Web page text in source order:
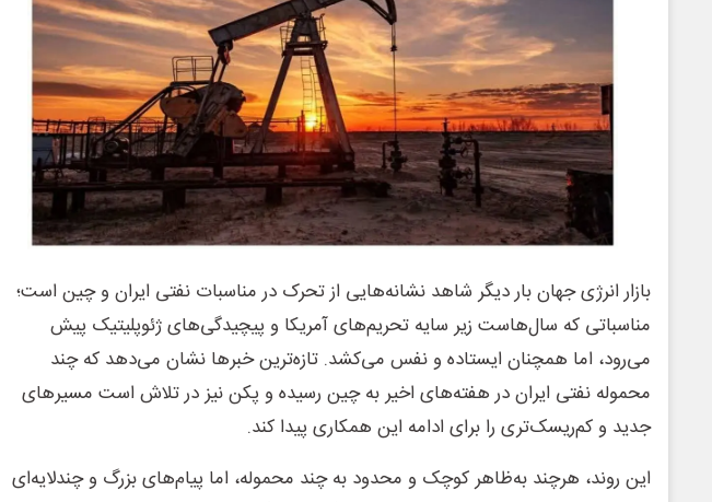
بازار انرژی جهان بار دیگر شاهد نشانه‌هایی از تحرک در مناسبات نفتی ایران و چین است؛
مناسباتی که سال‌هاست زیر سایه تحریم‌های آمریکا و پیچیدگی‌های ژئوپلیتیک پیش
می‌رود، اما همچنان ایستاده و نفس می‌کشد. تازه‌ترین خبرها نشان می‌دهد که چند
محموله نفتی ایران در هفته‌های اخیر به چین رسیده و پکن نیز در تلاش است مسیرهای
جدید و کم‌ریسک‌تری را برای ادامه این همکاری پیدا کند.
این روند، هرچند به‌ظاهر کوچک و محدود به چند محموله، اما پیام‌های بزرگ و چندلایه‌ای